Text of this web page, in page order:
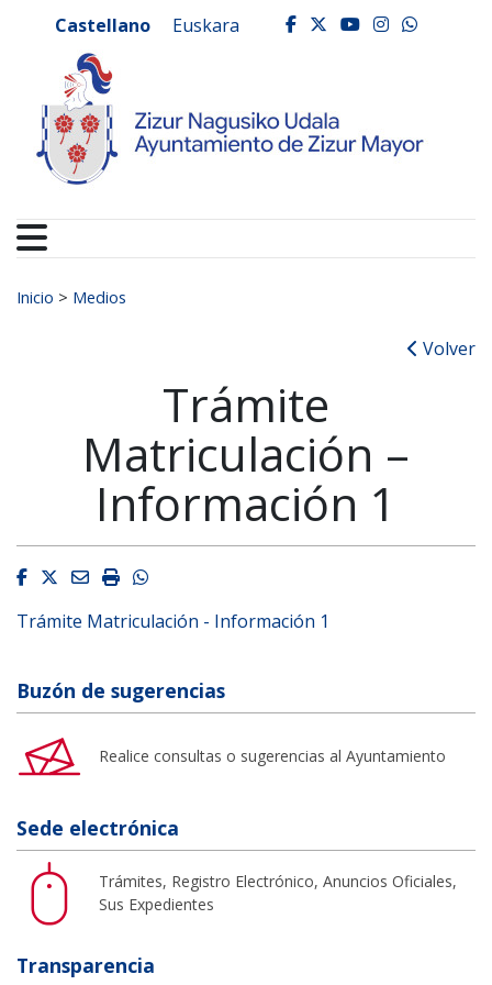
Ayuntamiento de
Castellano Euskara facebook
twitter
youtube
Buscar:
Inicio > Medios
Volver
Trámite
Matriculación –
Información 1
Facebook
Twitter
EmailImprimirWhatsapp
Trámite Matriculación - Información 1
Buzón de sugerencias
Realice consultas o sugerencias al Ayuntamiento
Sede electrónica
Trámites, Registro Electrónico, Anuncios Oficiales,
Sus Expedientes
Transparencia